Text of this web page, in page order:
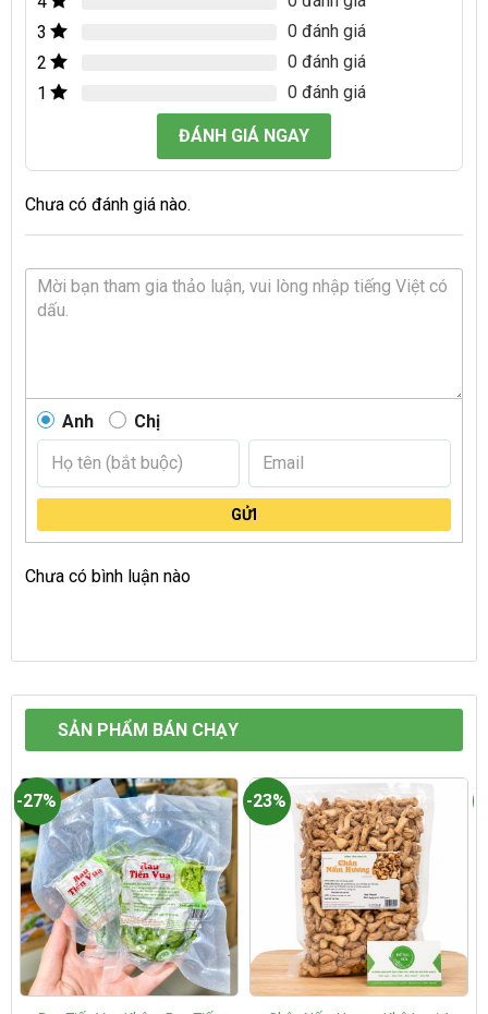
3
0 đánh giá
2
0 đánh giá
1
0 đánh giá
ĐÁNH GIÁ NGAY
Chưa có đánh giá nào.
Anh Chị
GỬI
Chưa có bình luận nào
SẢN PHẨM BÁN CHẠY
-27% -23%